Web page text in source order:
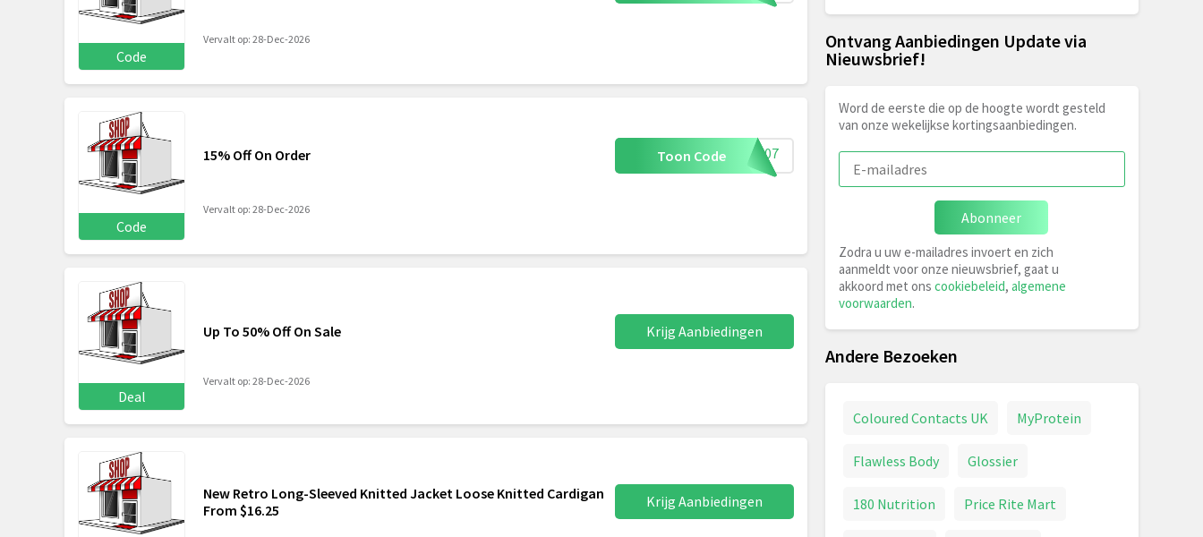
Code
Vervalt op: 28-Dec-2026
Code
15% Off On Order Toon Code 44607
Vervalt op: 28-Dec-2026
Deal
Up To 50% Off On Sale Krijg Aanbiedingen
Vervalt op: 28-Dec-2026
New Retro Long-Sleeved Knitted Jacket Loose Knitted Cardigan
From $16.25
Krijg Aanbiedingen
Ontvang Aanbiedingen Update via
Nieuwsbrief!
Word de eerste die op de hoogte wordt gesteld
van onze wekelijkse kortingsaanbiedingen.
Abonneer
Zodra u uw e-mailadres invoert en zich
aanmeldt voor onze nieuwsbrief, gaat u
akkoord met ons cookiebeleid, algemene
voorwaarden.
Andere Bezoeken
Coloured Contacts UK MyProtein
Flawless Body Glossier
180 Nutrition Price Rite Mart